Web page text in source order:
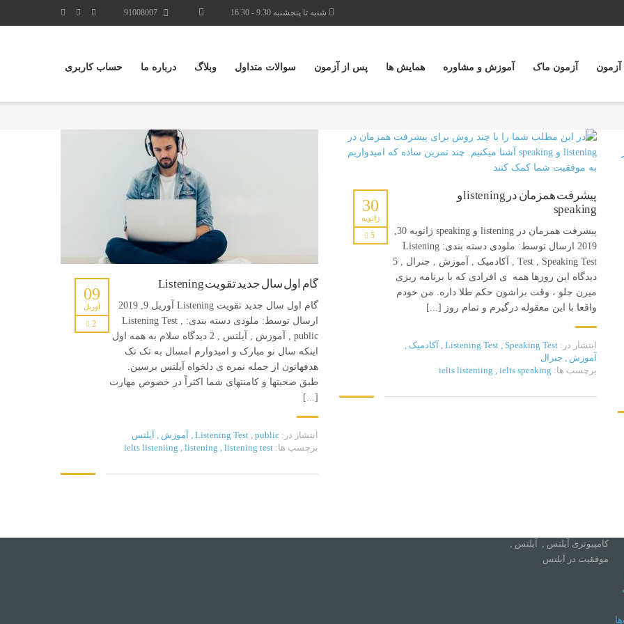
شنبه تا پنجشنبه 9.30 - 16.30 91008007
آزمون آزمون ماک آموزش و مشاوره همایش ها پس از آزمون سوالات متداول وبلاگ درباره ما حساب کاربری
گام اول سال جدید تقویت Listening
09
آوریل
2
گام اول سال جدید تقویت Listening آوریل 9, 2019
ارسال توسط: ملودی دسته بندی: Listening Test ,
public , آموزش , آیلتس , 2 دیدگاه سلام به همه اول
اینکه سال نو مبارک و امیدوارم امسال به تک تک
هدفهاتون از جمله نمره ی دلخواه آیلتس برسین.
طبق صحبتها و کامنتهای شما اکثراً در خصوص مهارت
[...]
انتشار در: Listening Test , public
, آموزش , آیلتس
برچسب ها:
ielts listeniing , listening , listening test
پیشرفت همزمان در listening و
speaking
30
ژانویه
5
پیشرفت همزمان در listening و speaking ژانویه 30,
2019 ارسال توسط: ملودی دسته بندی: Listening
Test , Speaking Test , آکادمیک , آموزش , جنرال , 5
دیدگاه این روزها همه ی افرادی که با برنامه ریزی
میرن جلو ، وقت براشون حکم طلا داره. من خودم
واقعا با این معقوله درگیرم و تمام روز [...]
انتشار در: Listening Test , Speaking Test
, آکادمیک ,
آموزش , جنرال
برچسب ها:
ielts listeniing , ielts speaking
شبکه های اجتماعی
تهران، خیابان شریعتی، مترو قلهک،
ساختمان آیلتس تهران کد پستی:
ها
کامپیوتری آیلتس , آیلتس ,
موفقیت در آیلتس